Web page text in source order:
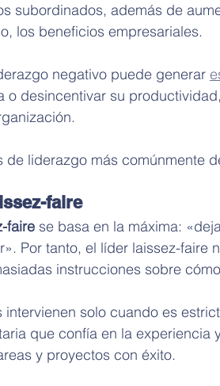
subordinados, además de
los beneficios empresariales.
negativo puede generar
o desincentivar su
de liderazgo más comúnmente
faire
faire se basa en la máxima:
Por tanto, el líder laissez-faire
instrucciones sobre
intervienen solo cuando es
que confía en la
y proyectos con éxito.